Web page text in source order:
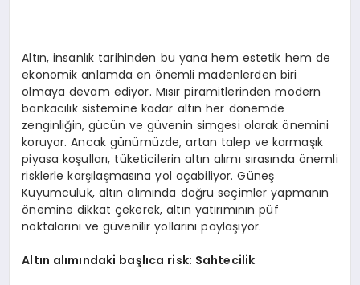
Altın, insanlık tarihinden bu yana hem estetik hem de
ekonomik anlamda en önemli madenlerden biri
olmaya devam ediyor. Mısır piramitlerinden modern
bankacılık sistemine kadar altın her dönemde
zenginliğin, gücün ve güvenin simgesi olarak önemini
koruyor. Ancak günümüzde, artan talep ve karmaşık
piyasa koşulları, tüketicilerin altın alımı sırasında önemli
risklerle karşılaşmasına yol açabiliyor. Güneş
Kuyumculuk, altın alımında doğru seçimler yapmanın
önemine dikkat çekerek, altın yatırımının püf
noktalarını ve güvenilir yollarını paylaşıyor.
Altın alımındaki başlıca risk: Sahtecilik